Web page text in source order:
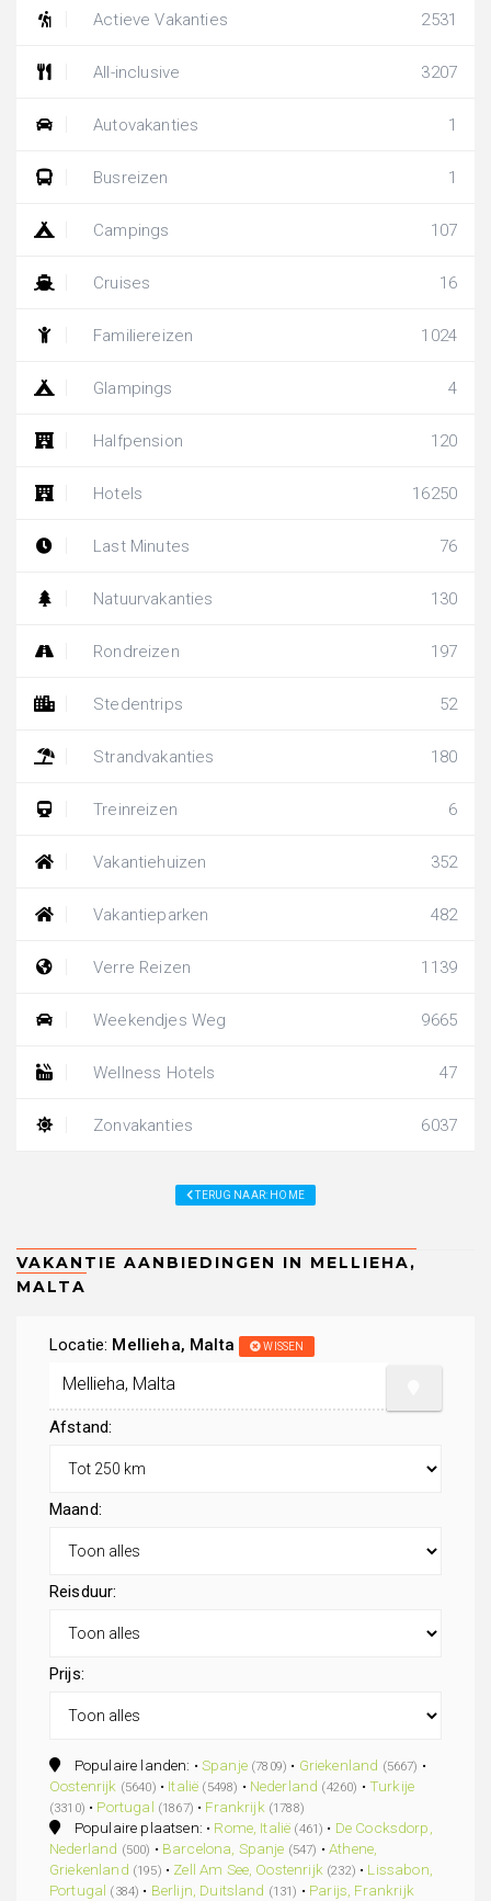
Actieve Vakanties 2531
All-inclusive 3207
Autovakanties 1
Busreizen 1
Campings 107
Cruises 16
Familiereizen 1024
Glampings 4
Halfpension 120
Hotels 16250
Last Minutes 76
Natuurvakanties 130
Rondreizen 197
Stedentrips 52
Strandvakanties 180
Treinreizen 6
Vakantiehuizen 352
Vakantieparken 482
Verre Reizen 1139
Weekendjes Weg 9665
Wellness Hotels 47
Zonvakanties 6037
TERUG NAAR: HOME
Locatie: Mellieha, Malta WISSEN
Afstand:
Maand:
Reisduur:
Prijs:
Populaire landen: •Spanje (7809) • Griekenland (5667) •
Oostenrijk (5640) • Italië (5498) • Nederland (4260) • Turkije
(3310) • Portugal (1867) • Frankrijk (1788)
Populaire plaatsen: • Rome, Italië (461) • De Cocksdorp,
Nederland (500) • Barcelona, Spanje (547) •Athene,
Griekenland (195) • Zell Am See, Oostenrijk (232) • Lissabon,
Portugal (384) • Berlijn, Duitsland (131) • Parijs, Frankrijk